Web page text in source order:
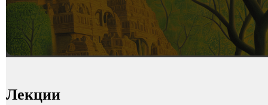
Лекции